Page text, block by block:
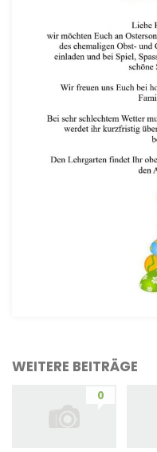
WEITERE BEITRÄGE
0